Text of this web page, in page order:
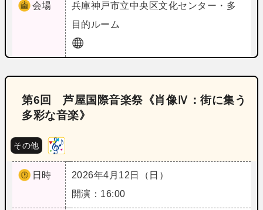
会場 兵庫神戸市立中央区文化センター・多
目的ルーム
第6回 芦屋国際音楽祭《肖像Ⅳ：街に集う
多彩な音楽》
その他
日時
2026年4月12日（日）
開演：16:00